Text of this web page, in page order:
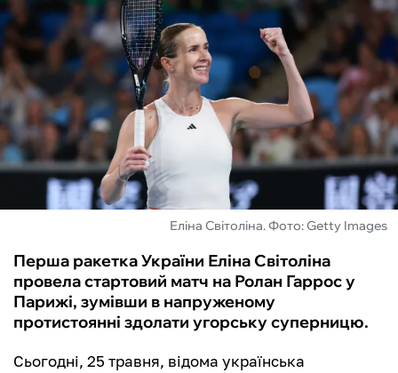
ЧС-2026
ФУТЗАЛ
ІНШІ
БУКМЕКЕРИ
Еліна Світоліна. Фото: Getty Images
Перша ракетка України Еліна Світоліна
провела стартовий матч на Ролан Гаррос у
Парижі, зумівши в напруженому
протистоянні здолати угорську суперницю.
Сьогодні, 25 травня, відома українська